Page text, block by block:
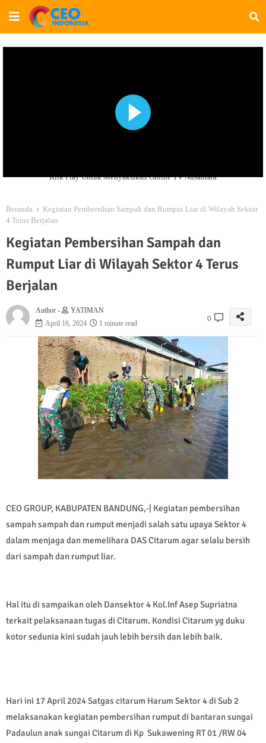
Klik Play Untuk Menyaksikan Online TV Nusantara
Beranda
Kegiatan Pembersihan Sampah dan Rumput Liar di Wilayah Sektor
4 Terus Berjalan
Kegiatan Pembersihan Sampah dan
Rumput Liar di Wilayah Sektor 4 Terus
Berjalan
Author -
YATIMAN
April 16, 2024
1 minute read
0
CEO GROUP, KABUPATEN BANDUNG,-| Kegiatan pembersihan
sampah sampah dan rumput menjadi salah satu upaya Sektor 4
dalam menjaga dan memelihara DAS Citarum agar selalu bersih
dari sampah dan rumput liar.
Hal itu di sampaikan oleh Dansektor 4 Kol.Inf Asep Supriatna
terkait pelaksanaan tugas di Citarum. Kondisi Citarum yg duku
kotor sedunia kini sudah jauh lebih bersih dan lebih baik.
Hari ini 17 April 2024 Satgas citarum Harum Sektor 4 di Sub 2
melaksanakan kegiatan pembersihan rumput di bantaran sungai
Padaulun anak sungai Citarum di Kp Sukawening RT 01 /RW 04